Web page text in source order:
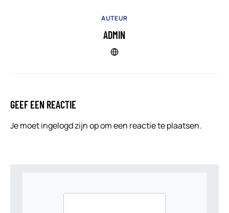
AUTEUR
ADMIN
GEEF EEN REACTIE
Je moetingelogd zijn opom een reactie te plaatsen.